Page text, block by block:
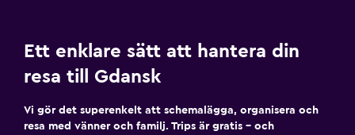
Ett enklare sätt att hantera din
resa till Gdansk
Vi gör det superenkelt att schemalägga, organisera och
resa med vänner och familj. Trips är gratis – och